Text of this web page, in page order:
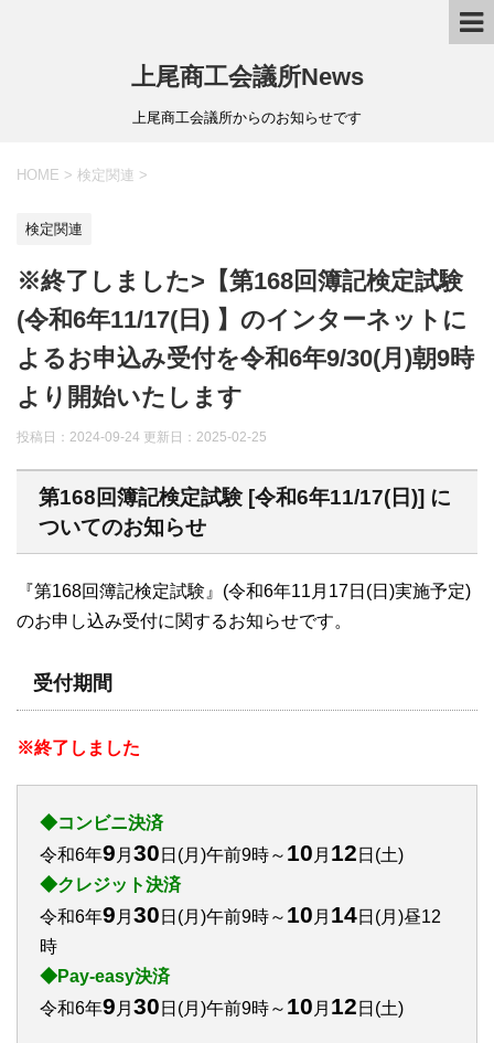
上尾商工会議所News
上尾商工会議所からのお知らせです
HOME > 検定関連 >
検定関連
※終了しました>【第168回簿記検定試験
(令和6年11/17(日) 】のインターネットに
よるお申込み受付を令和6年9/30(月)朝9時
より開始いたします
投稿日：2024-09-24 更新日： 2025-02-25
第168回簿記検定試験 [令和6年11/17(日)] に
ついてのお知らせ
『第168回簿記検定試験』(令和6年11月17日(日)実施予定)
のお申し込み受付に関するお知らせです。
受付期間
※終了しました
◆コンビニ決済
令和6年9 月 30 日(月)午前9時～ 10 月 12 日(土)
◆クレジット決済
令和6年9 月 30 日(月)午前9時～ 10 月 14日(月)昼12
時
◆Pay-easy決済
令和6年9 月 30 日(月)午前9時～ 10 月 12 日(土)